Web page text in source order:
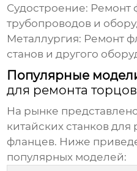
Судостроение: Ремонт
трубопроводов и
Металлургия: Ремонт
станов и другого
Популярные
для ремонта
На рынке
китайских станков
фланцев. Ниже
популярных моделей: